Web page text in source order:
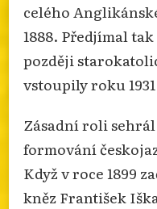
celého
1888. Předjímal
později
vstoupily roku
Zásadní roli sehrál
formování
Když v roce 1899
kněz František